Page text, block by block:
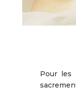
Pour les